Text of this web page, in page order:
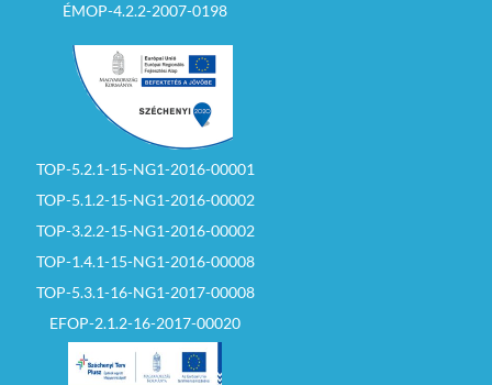
ÉMOP-4.2.2-2007-0198
TOP-5.2.1-15-NG1-2016-00001
TOP-5.1.2-15-NG1-2016-00002
TOP-3.2.2-15-NG1-2016-00002
TOP-1.4.1-15-NG1-2016-00008
TOP-5.3.1-16-NG1-2017-00008
EFOP-2.1.2-16-2017-00020